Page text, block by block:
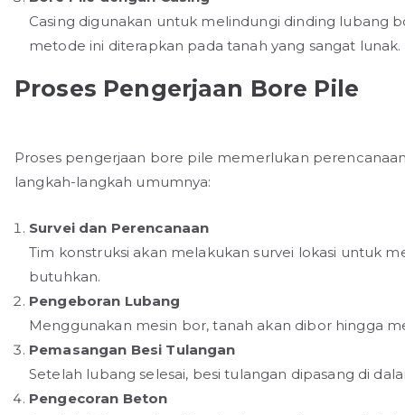
Casing digunakan untuk melindungi dinding lubang
metode ini diterapkan pada tanah yang sangat lunak.
Proses Pengerjaan Bore Pile
Proses pengerjaan bore pile memerlukan
langkah-langkah umumnya:
Survei dan Perencanaan
Tim konstruksi akan melakukan survei lokasi untuk
butuhkan.
Pengeboran Lubang
Menggunakan mesin bor, tanah akan dibor hingga
Pemasangan Besi Tulangan
Setelah lubang selesai, besi tulangan dipasang di
Pengecoran Beton